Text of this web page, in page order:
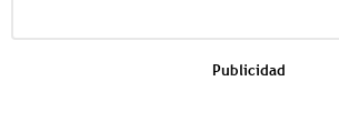
Publicidad